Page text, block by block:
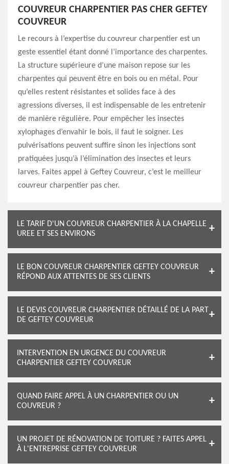
COUVREUR CHARPENTIER PAS CHER GEFTEY
COUVREUR
Le recours à l’expertise du couvreur charpentier est un
geste essentiel étant donné l’importance des charpentes.
La structure supérieure d’une maison repose sur les
charpentes qui peuvent être en bois ou en métal. Pour
qu’elles restent résistantes et solides face à des
agressions diverses, il est indispensable de les entretenir
de manière régulière. Pour empêcher les insectes
xylophages d’envahir le bois, il faut le soigner. Les
pulvérisations peuvent suffire sinon les injections sont
pratiquées jusqu’à l’élimination des insectes et leurs
larves. Faites appel à Geftey Couvreur, c’est le meilleur
couvreur charpentier pas cher.
LE TARIF D'UN COUVREUR CHARPENTIER À LA CHAPELLE
UREE ET SES ENVIRONS
LE BON COUVREUR CHARPENTIER GEFTEY COUVREUR
RÉPOND AUX ATTENTES DE SES CLIENTS
LE DEVIS COUVREUR CHARPENTIER DÉTAILLÉ DE LA PART
DE GEFTEY COUVREUR
INTERVENTION EN URGENCE DU COUVREUR
CHARPENTIER GEFTEY COUVREUR
QUAND FAIRE APPEL À UN CHARPENTIER OU UN
COUVREUR ?
UN PROJET DE RÉNOVATION DE TOITURE ? FAITES APPEL
À L'ENTREPRISE GEFTEY COUVREUR